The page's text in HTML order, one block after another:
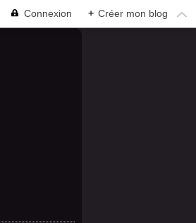
Connexion + Créer mon blog